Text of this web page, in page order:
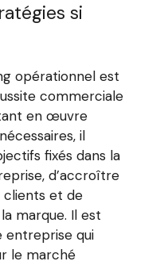
si
opérationnel est
commerciale
en œuvre
il
fixés dans la
d’accroître
clients et de
marque. Il est
entreprise qui
le marché